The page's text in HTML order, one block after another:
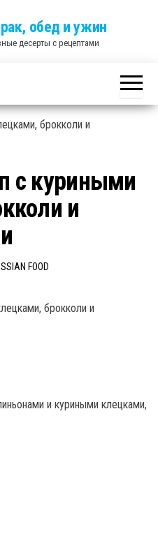
обед и ужин
десерты с рецептами
с куриными
и
FOOD
и куриными клецками,